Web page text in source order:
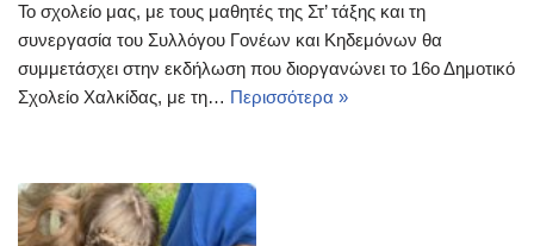
Το σχολείο μας, με τους μαθητές της Στ’ τάξης και τη
συνεργασία του Συλλόγου Γονέων και Κηδεμόνων θα
συμμετάσχει στην εκδήλωση που διοργανώνει το 16ο Δημοτικό
Σχολείο Χαλκίδας, με τη… Περισσότερα »